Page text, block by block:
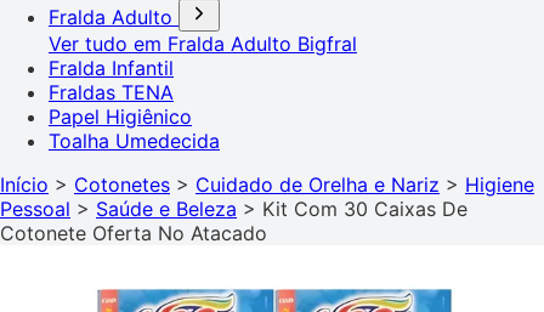
Fralda Adulto
Ver tudo em Fralda Adulto Bigfral
Fralda Infantil
Fraldas TENA
Papel Higiênico
Toalha Umedecida
Início > Cotonetes > Cuidado de Orelha e Nariz > Higiene
Pessoal > Saúde e Beleza > Kit Com 30 Caixas De
Cotonete Oferta No Atacado